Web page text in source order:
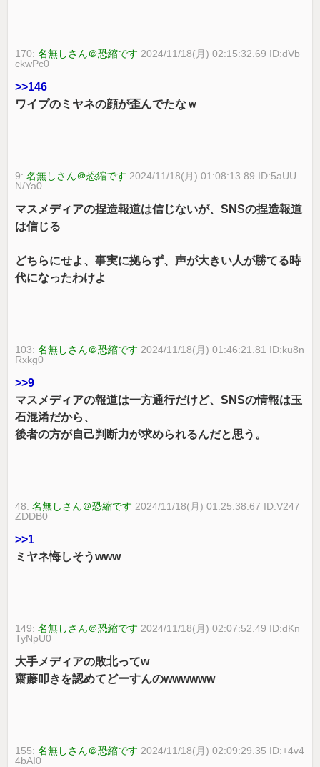
170:名無しさん＠恐縮です 2024/11/18(月) 02:15:32.69 ID:dVb
ckwPc0
>>146
ワイプのミヤネの顔が歪んでたなｗ
9:名無しさん＠恐縮です 2024/11/18(月) 01:08:13.89 ID:5aUU
N/Ya0
マスメディアの捏造報道は信じないが、SNSの捏造報道
は信じる
どちらにせよ、事実に拠らず、声が大きい人が勝てる時
代になったわけよ
103:名無しさん＠恐縮です 2024/11/18(月) 01:46:21.81 ID:ku8n
Rxkg0
>>9
マスメディアの報道は一方通行だけど、SNSの情報は玉
石混淆だから、
後者の方が自己判断力が求められるんだと思う。
48:名無しさん＠恐縮です 2024/11/18(月) 01:25:38.67 ID:V247
ZDDB0
>>1
ミヤネ悔しそうwww
149:名無しさん＠恐縮です 2024/11/18(月) 02:07:52.49 ID:dKn
TyNpU0
大手メディアの敗北ってw
齋藤叩きを認めてどーすんのwwwwww
155:名無しさん＠恐縮です 2024/11/18(月) 02:09:29.35 ID:+4v4
4bAI0